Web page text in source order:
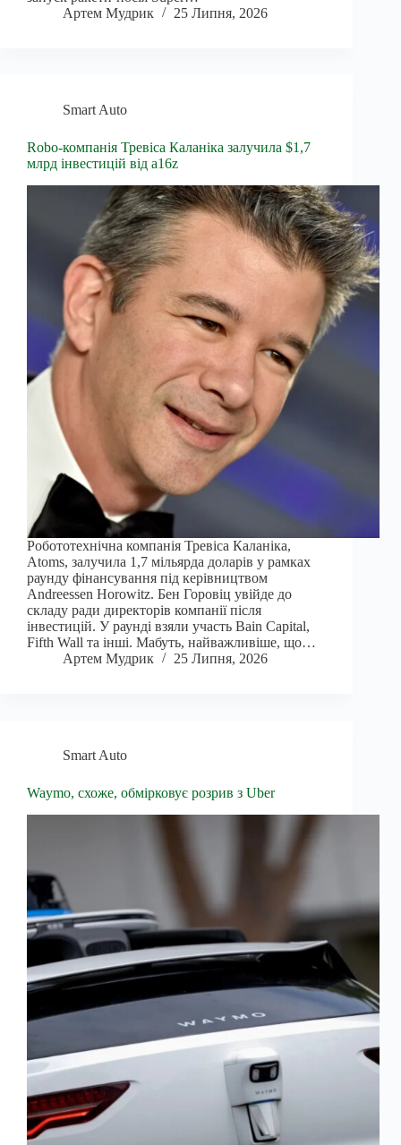
Артем Мудрик
25 Липня, 2026
Smart Auto
Robo-компанія Тревіса Каланіка залучила $1,7
млрд інвестицій від a16z
Робототехнічна компанія Тревіса Каланіка,
Atoms, залучила 1,7 мільярда доларів у рамках
раунду фінансування під керівництвом
Andreessen Horowitz. Бен Горовіц увійде до
складу ради директорів компанії після
інвестицій. У раунді взяли участь Bain Capital,
Fifth Wall та інші. Мабуть, найважливіше, що…
Артем Мудрик
25 Липня, 2026
Smart Auto
Waymo, схоже, обмірковує розрив з Uber